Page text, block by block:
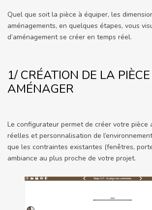
Quel que soit la pièce à équiper, les
aménagements, en quelques étapes, vous
d’aménagement se créer en temps réel.
1/ CRÉATION DE LA
AMÉNAGER
Le configurateur permet de créer votre pièce
réelles et personnalisation de
que les contraintes existantes (fenêtres,
ambiance au plus proche de votre projet.